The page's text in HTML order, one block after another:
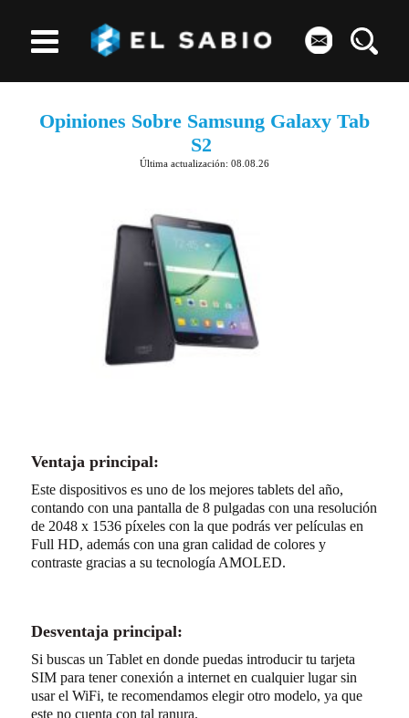
Opiniones Sobre Samsung Galaxy Tab
S2
Última actualización: 08.08.26
Ventaja principal:
Este dispositivos es uno de los mejores tablets del año,
contando con una pantalla de 8 pulgadas con una resolución
de 2048 x 1536 píxeles con la que podrás ver películas en
Full HD, además con una gran calidad de colores y
contraste gracias a su tecnología AMOLED.
Desventaja principal:
Si buscas un Tablet en donde puedas introducir tu tarjeta
SIM para tener conexión a internet en cualquier lugar sin
usar el WiFi, te recomendamos elegir otro modelo, ya que
este no cuenta con tal ranura.